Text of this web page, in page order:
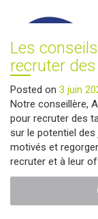
Les
recruter
Posted on 3 juin
Notre conseillère,
pour recruter des
sur le potentiel
motivés et
recruter et à leur